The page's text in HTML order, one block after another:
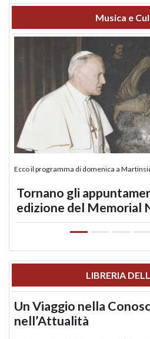
Musica e
Ecco il programma di domenica a
Tornano gli
edizione del Memorial
LIBRERIA
Un Viaggio nella
nell’Attualità